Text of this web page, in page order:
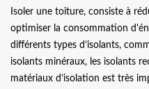
Isoler une toiture, consiste à
optimiser la consommation
différents types d’isolants,
isolants minéraux, les isolants
matériaux d’isolation est très